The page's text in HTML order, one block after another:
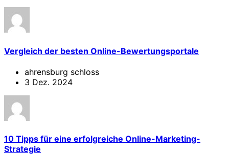
Vergleich der besten Online-Bewertungsportale
ahrensburg schloss
3 Dez. 2024
10 Tipps für eine erfolgreiche Online-Marketing-
Strategie